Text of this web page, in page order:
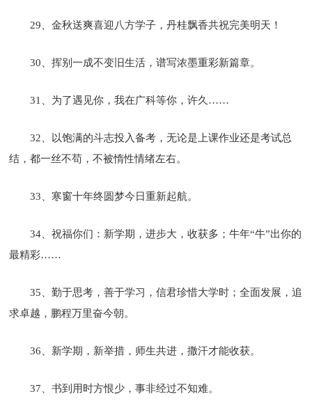
29、金秋送爽喜迎八方学子，丹桂飘香共祝完美明天！
30、挥别一成不变旧生活，谱写浓墨重彩新篇章。
31、为了遇见你，我在广科等你，许久……
32、以饱满的斗志投入备考，无论是上课作业还是考试总
结，都一丝不苟，不被惰性情绪左右。
33、寒窗十年终圆梦今日重新起航。
34、祝福你们：新学期，进步大，收获多；牛年“牛”出你的
最精彩……
35、勤于思考，善于学习，信君珍惜大学时；全面发展，追
求卓越，鹏程万里奋今朝。
36、新学期，新举措，师生共进，撒汗才能收获。
37、书到用时方恨少，事非经过不知难。